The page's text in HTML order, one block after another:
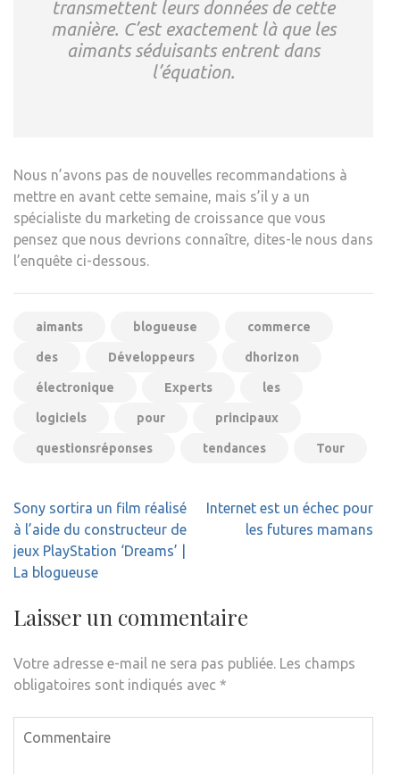
transmettent leurs données de cette
manière. C’est exactement là que les
aimants séduisants entrent dans
l’équation.
Nous n’avons pas de nouvelles recommandations à
mettre en avant cette semaine, mais s’il y a un
spécialiste du marketing de croissance que vous
pensez que nous devrions connaître, dites-le nous dans
l’enquête ci-dessous.
aimants blogueuse commerce
des Développeurs dhorizon
électronique Experts les
logiciels pour principaux
questionsréponses tendances Tour
Navigation
de
l’article
Sony sortira un film réalisé
à l’aide du constructeur de
jeux PlayStation ‘Dreams’ |
La blogueuse
Internet est un échec pour
les futures mamans
Laisser un commentaire
Votre adresse e-mail ne sera pas publiée. Les champs
obligatoires sont indiqués avec *